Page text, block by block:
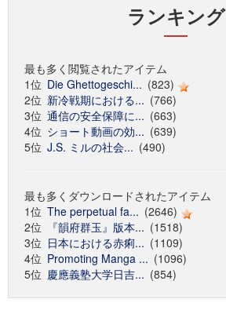
ランキング
最も多く閲覧されたアイテム
1位 Die Ghettogeschi... (823)
2位 新冷戦期における... (766)
3位 通信の安全保障に... (663)
4位 ショート動画の効... (639)
5位 J.S. ミルの社会... (490)
最も多くダウンロードされたアイテム
1位 The perpetual fa... (2646)
2位
『韻府群玉』版本... (1518)
3位 日本における赤痢... (1109)
4位 Promoting Manga ... (1096)
5位 慶應義塾大学日吉... (854)